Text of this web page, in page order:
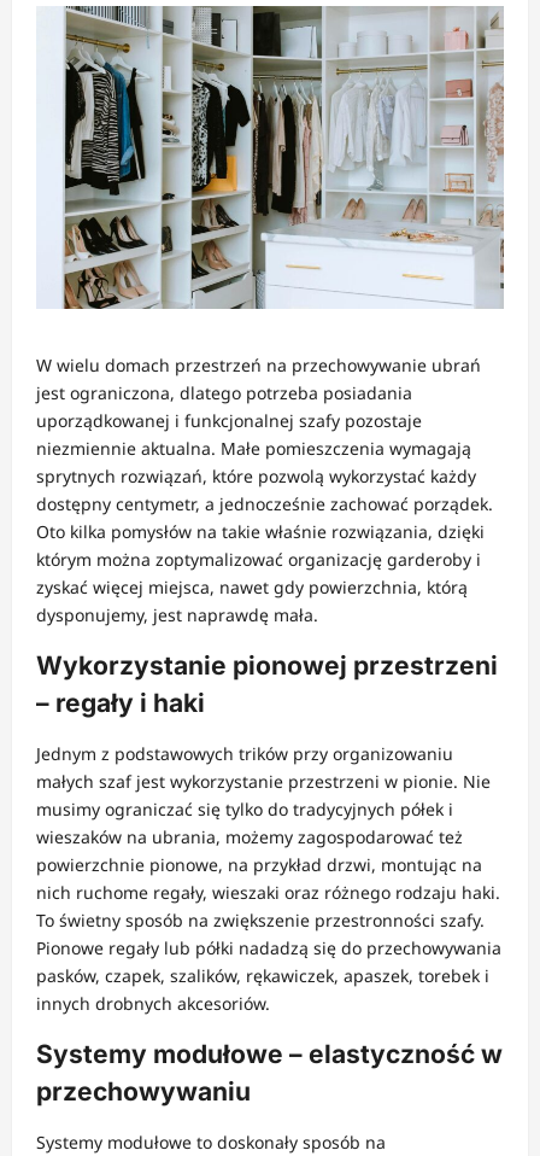
W wielu domach przestrzeń na przechowywanie ubrań
jest ograniczona, dlatego potrzeba posiadania
uporządkowanej i funkcjonalnej szafy pozostaje
niezmiennie aktualna. Małe pomieszczenia wymagają
sprytnych rozwiązań, które pozwolą wykorzystać każdy
dostępny centymetr, a jednocześnie zachować porządek.
Oto kilka pomysłów na takie właśnie rozwiązania, dzięki
którym można zoptymalizować organizację garderoby i
zyskać więcej miejsca, nawet gdy powierzchnia, którą
dysponujemy, jest naprawdę mała.
Wykorzystanie pionowej przestrzeni
– regały i haki
Jednym z podstawowych trików przy organizowaniu
małych szaf jest wykorzystanie przestrzeni w pionie. Nie
musimy ograniczać się tylko do tradycyjnych półek i
wieszaków na ubrania, możemy zagospodarować też
powierzchnie pionowe, na przykład drzwi, montując na
nich ruchome regały, wieszaki oraz różnego rodzaju haki.
To świetny sposób na zwiększenie przestronności szafy.
Pionowe regały lub półki nadadzą się do przechowywania
pasków, czapek, szalików, rękawiczek, apaszek, torebek i
innych drobnych akcesoriów.
Systemy modułowe – elastyczność w
przechowywaniu
Systemy modułowe to doskonały sposób na